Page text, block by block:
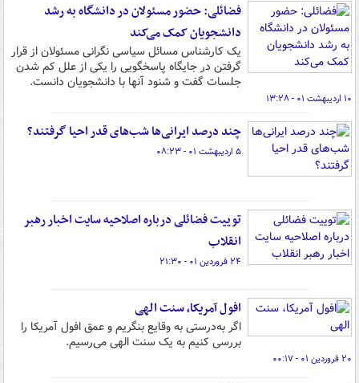
فضائلی: حضور مسئولان در دانشگاه به رشد
دانشجویان کمک می‌کند
یک کارشناس مسائل سیاسی نگرانی مسئولان از قرار
گرفتن در جایگاه پاسخگویی را یکی از علل کم شدن
جلسات گفت و شنود آنها با دانشجویان دانست.
۱۰ اردیبهشت ۰۱ - ۱۳:۲۸
چند درصد ایرانی‌ها شب‌های قدر احیا گرفتند؟
۵ اردیبهشت ۰۱ - ۰۸:۲۳
توییت فضائلی درباره اصلاحیه سایت اخبار رهبر
انقلاب
۲۴ فروردین ۰۱ - ۲۱:۳۰
افول آمریکا، سنت الهی
اگر به‌درستی به وقایع بنگریم و عمق افول آمریکا را
بررسی کنیم به یک سنت الهی می‌رسیم.
۲۰ فروردین ۰۱ - ۰۰:۱۷